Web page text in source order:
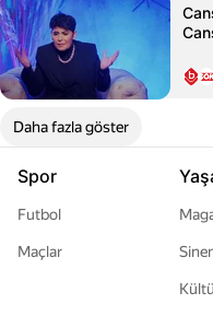
Daha fazla göster
Spor
Futbol
Maçlar